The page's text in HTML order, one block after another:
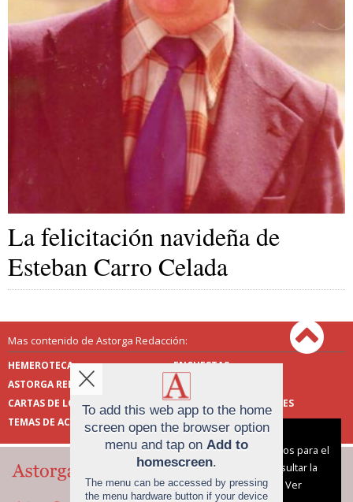
La felicitación navideña de
Esteban Carro Celada
Mas contenido de Astorga Redacción:
HEMEROTECA
ENCUESTAS
ASTORGA REDACCIÓN
PUBLICIDAD
CARTAS DE LOS LECTORES
FOTOS DE LOS LECTORES
TEMAS DE ACTUALIDAD
To add this web app to the home
screen open the browser option
menu and tap on Add to
homescreen.
The menu can be accessed by pressing
the menu hardware button if your device
Aviso sobre el Uso de cookies:
Utilizamos cookies nuestras y de terceros para el
funcionamiento del digital. Puedes consultar la
lista de cookies y como desconectarlas.
Ver